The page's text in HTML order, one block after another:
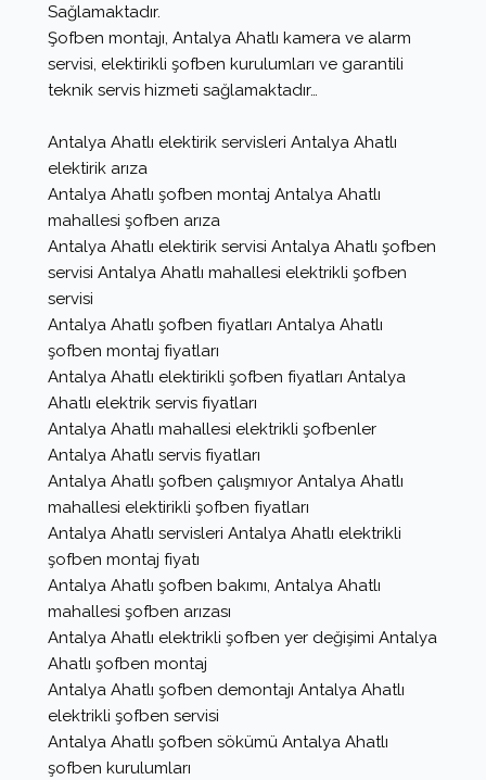
Sağlamaktadır.
Şofben montajı, Antalya Ahatlı kamera ve alarm
servisi, elektirikli şofben kurulumları ve garantili
teknik servis hizmeti sağlamaktadır…
Antalya Ahatlı elektirik servisleri Antalya Ahatlı
elektirik arıza
Antalya Ahatlı şofben montaj Antalya Ahatlı
mahallesi şofben arıza
Antalya Ahatlı elektirik servisi Antalya Ahatlı şofben
servisi Antalya Ahatlı mahallesi elektrikli şofben
servisi
Antalya Ahatlı şofben fiyatları Antalya Ahatlı
şofben montaj fiyatları
Antalya Ahatlı elektirikli şofben fiyatları Antalya
Ahatlı elektrik servis fiyatları
Antalya Ahatlı mahallesi elektrikli şofbenler
Antalya Ahatlı servis fiyatları
Antalya Ahatlı şofben çalışmıyor Antalya Ahatlı
mahallesi elektirikli şofben fiyatları
Antalya Ahatlı servisleri Antalya Ahatlı elektrikli
şofben montaj fiyatı
Antalya Ahatlı şofben bakımı, Antalya Ahatlı
mahallesi şofben arızası
Antalya Ahatlı elektrikli şofben yer değişimi Antalya
Ahatlı şofben montaj
Antalya Ahatlı şofben demontajı Antalya Ahatlı
elektrikli şofben servisi
Antalya Ahatlı şofben sökümü Antalya Ahatlı
şofben kurulumları